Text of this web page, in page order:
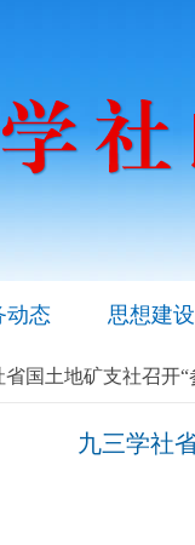
动态 思想建设
省国土地矿支社召开
九三学社